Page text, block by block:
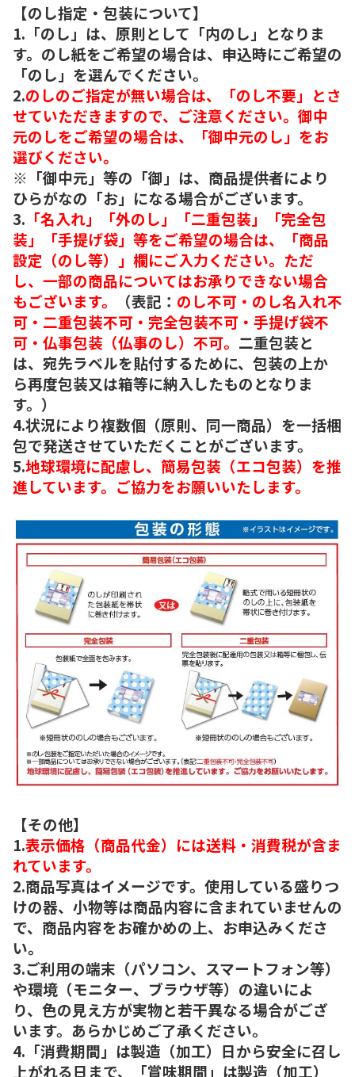
【のし指定・包装について】
1.「のし」は、原則として「内のし」となりま
す。のし紙をご希望の場合は、申込時にご希望の
「のし」を選んでください。
2.のしのご指定が無い場合は、「のし不要」とさ
せていただきますので、ご注意ください。御中
元のしをご希望の場合は、「御中元のし」をお
選びください。
※「御中元」等の「御」は、商品提供者により
ひらがなの「お」になる場合がございます。
3. 「名入れ」「外のし」「二重包装」「完全包
装」「手提げ袋」等をご希望の場合は、「商品
設定（のし等）」欄にご入力ください。ただ
し、一部の商品についてはお承りできない場合
もございます。
（表記： のし不可・のし名入れ不
可・二重包装不可・完全包装不可・手提げ袋不
可・仏事包装（仏事のし）不可。 二重包装と
は、宛先ラベルを貼付するために、包装の上か
ら再度包装又は箱等に納入したものとなりま
す。）
4.状況により複数個（原則、同一商品）を一括梱
包で発送させていただくことがございます。
5.地球環境に配慮し、簡易包装（エコ包装）を推
進しています。ご協力をお願いいたします。
【その他】
1.表示価格（商品代金）には送料・消費税が含ま
れています。
2.商品写真はイメージです。使用している盛りつ
けの器、小物等は商品内容に含まれていませんの
で、商品内容をお確かめの上、お申込みくださ
い。
3.ご利用の端末（パソコン、スマートフォン等）
や環境（モニター、ブラウザ等）の違いによ
り、色の見え方が実物と若干異なる場合がござ
います。あらかじめご了承ください。
4.「消費期間」は製造（加工）日から安全に召し
上がれる日まで、「賞味期間」は製造（加工）